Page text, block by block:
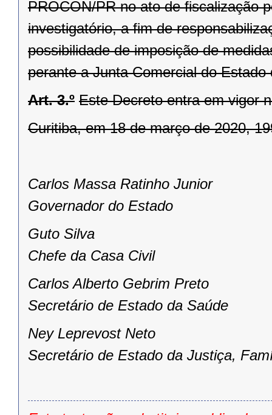
PROCON/PR no ato de fiscalização
investigatório, a fim de
possibilidade de imposição de
perante a Junta Comercial do Estado
Art. 3.º Este Decreto entra em vigor
Curitiba, em 18 de março de 2020,
Carlos Massa Ratinho Junior
Governador do Estado
Guto Silva
Chefe da Casa Civil
Carlos Alberto Gebrim Preto
Secretário de Estado da Saúde
Ney Leprevost Neto
Secretário de Estado da Justiça,